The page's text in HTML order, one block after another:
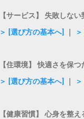
【サービス】 失敗しな
＞ [選び方の基本へ]
【住環境】 快適さを保
＞ [選び方の基本へ]
【健康習慣】 心身を整